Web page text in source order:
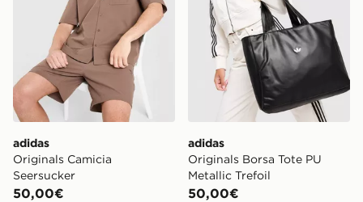
adidas
Originals Camicia
Seersucker
50,00€
adidas
Originals Borsa Tote PU
Metallic Trefoil
50,00€